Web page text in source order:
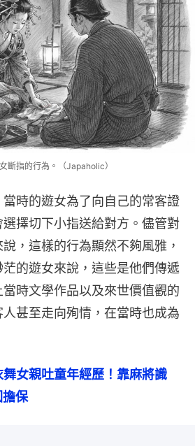
斷指的行為。（Japaholic）
時的遊女為了向自己的常客證
擇切下小指送給對方。儘管對
，這樣的行為顯然不夠風雅，
的遊女來說，這些是他們傳遞
時文學作品以及來世價值觀的
甚至走向殉情，在當時也成為
舞女親吐童年經歷！靠麻將識
保